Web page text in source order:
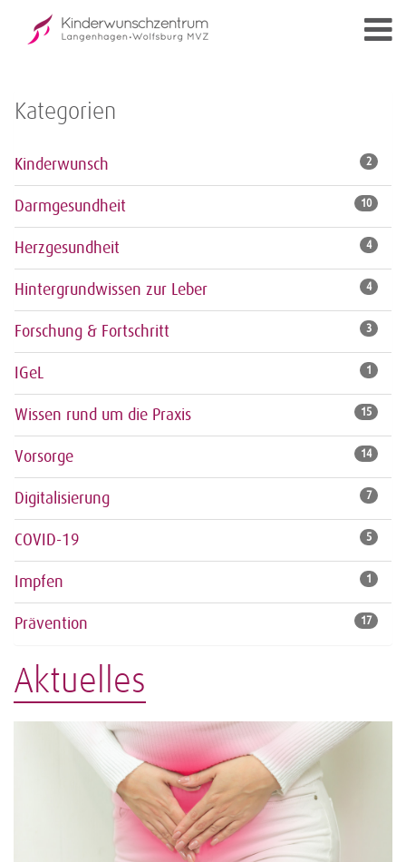
Kategorien
Kinderwunsch 2
Darmgesundheit 10
Herzgesundheit 4
Hintergrundwissen zur Leber 4
Forschung & Fortschritt 3
IGeL 1
Wissen rund um die Praxis 15
Vorsorge 14
Digitalisierung 7
COVID-19 5
Impfen 1
Prävention 17
Aktuelles